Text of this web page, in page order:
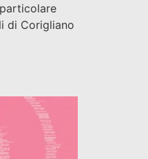
di Corigliano